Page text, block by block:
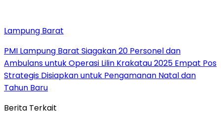
Lampung Barat
PMI Lampung Barat Siagakan 20 Personel dan
Ambulans untuk Operasi Lilin Krakatau 2025 Empat Pos
Strategis Disiapkan untuk Pengamanan Natal dan
Tahun Baru
Berita Terkait